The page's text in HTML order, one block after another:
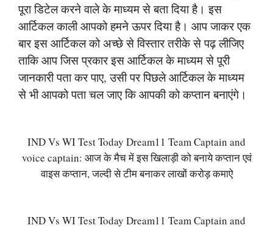
पूरा डिटेल करने वाले के माध्यम से बता दिया है। इस
आर्टिकल काली आपको हमने ऊपर दिया है। आप जाकर एक
बार इस आर्टिकल को अच्छे से विस्तार तरीके से पढ़ लीजिए
ताकि आप जिस प्रकार इस आर्टिकल के माध्यम से पूरी
जानकारी पता कर पाए, उसी पर पिछले आर्टिकल के माध्यम
से भी आपको पता चल जाए कि आपकी को कप्तान बनाएंगे।
IND Vs WI Test Today Dream11 Team Captain and
voice captain: आज के मैच में इस खिलाड़ी को बनाये कप्तान एवं
वाइस कप्तान, जल्दी से टीम बनाकर लाखों करोड़ कमाऐ
IND Vs WI Test Today Dream11 Team Captain and